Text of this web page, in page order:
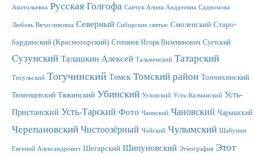
Анатольевна Русская Голгофа Савчук Алина Андреевна Садномова
Любовь Вячеславовна Северный Сибирские святые Смоленский Старо-
бардинский (Красногорский) Степанов Игорь Виленинович Суетский
Сузунский Талашкин Алексей Тальменский Татарский
Тисульский Тогучинский Томск Томский район Топчихинский
Тюменцевский Тяжинский Убинский Угловский Усть-Калманский Усть-
Пристанский Усть-Тарский Фото Чаинский Чановский Чарышский
Черепановский Чистоозёрный Чойский Чулымский Шабунин
Евгений Александрович Шегарский Шипуновский Этнография Этот